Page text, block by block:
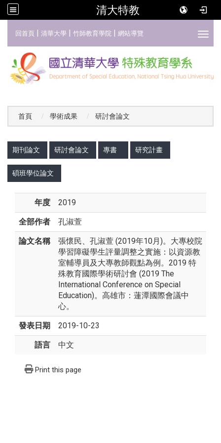
清大特教
回首頁 | 清華大學 | 竹師教育學院 | 網站導覽
首頁 學術成果 研討會論文
期刊論文 研討會論文 專書 研究計畫
碩班學位論文
年度 2019
全部作者 孔淑萱
論文名稱
張懷民、孔淑萱 (2019年10月)。大專校院
學習障礙學生評量調整之實施：以資源教
室輔導員及大專教師觀點為例。2019 特
殊教育國際學術研討會 (2019 The
International Conference on Special
Education)。高雄市：蓮潭國際會議中
心。
發表日期 2019-10-23
語言 中文
Print this page